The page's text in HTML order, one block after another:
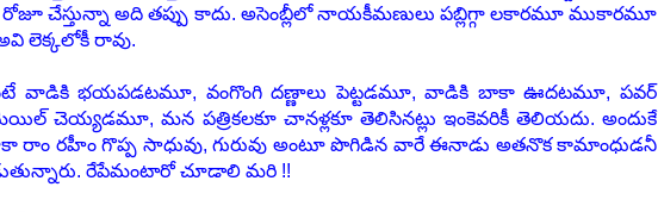
చేస్తున్నా అది తప్పు కాదు. అసెంబ్లీలో నాయకీమణులు పబ్లిగ్గా లకారమూ ముకారమూ
లెక్కలోకీ రావు.
వాడికి భయపడటమూ, వంగొంగి దణ్ణాలు పెట్టడమూ, వాడికి బాకా ఊదటమూ, పవర్
చెయ్యడమూ, మన పత్రికలకూ చానళ్లకూ తెలిసినట్లు ఇంకెవరికీ తెలియదు. అందుకే
రాం రహీం గొప్ప సాధువు, గురువు అంటూ పొగిడిన వారే ఈనాడు అతనొక కామాంధుడనీ
రేపేమంటారో చూడాలి మరి !!